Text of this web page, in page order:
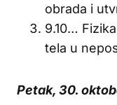
obrada i
9.10…
tela u
Petak, 30.